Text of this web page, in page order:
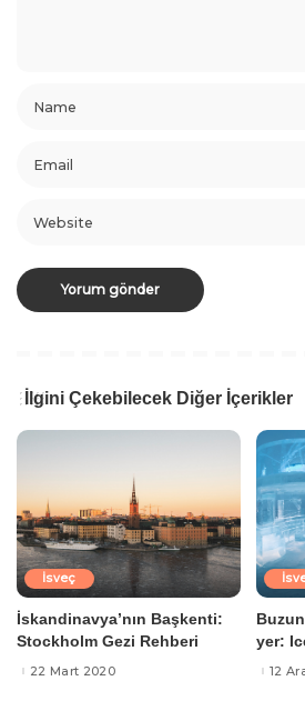
İlgini Çekebilecek Diğer İçerikler
İsveç
İskandinavya’nın Başkenti:
Stockholm Gezi Rehberi
22 Mart 2020
yer:
12